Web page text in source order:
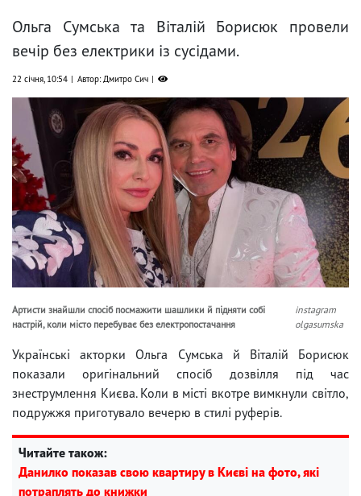
Ольга Сумська та Віталій Борисюк провели
вечір без електрики із сусідами.
22 січня, 10:54 Автор: Дмитро Сич
Артисти знайшли спосіб посмажити шашлики й підняти собі
настрій, коли місто перебуває без електропостачання
instagram
olgasumska
Українські акторки Ольга Сумська й Віталій Борисюк
показали оригінальний спосіб дозвілля під час
знеструмлення Києва. Коли в місті вкотре вимкнули світло,
подружжя приготувало вечерю в стилі руферів.
Читайте також:
Данилко показав свою квартиру в Києві на фото, які
потраплять до книжки